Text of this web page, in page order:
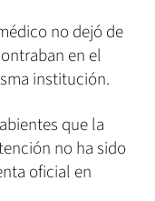
no dejó de
en el
institución.
que la
no ha sido
oficial en